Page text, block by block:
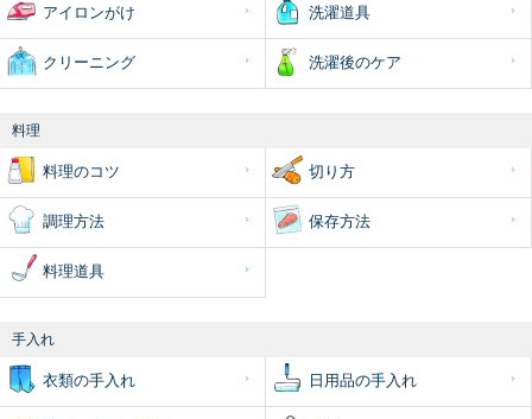
アイロンがけ 洗濯道具
クリーニング 洗濯後のケア
料理
料理のコツ 切り方
調理方法 保存方法
料理道具
手入れ
衣類の手入れ 日用品の手入れ